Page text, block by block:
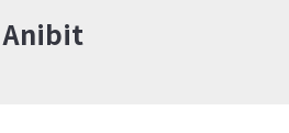
Anibit